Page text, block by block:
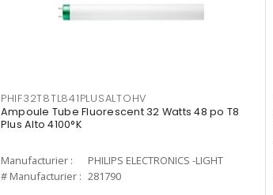
PHIF32T8TL841PLUSALTOHV
Ampoule Tube Fluorescent 32 Watts 48 po T8
Plus Alto 4100°K
Manufacturier :
PHILIPS ELECTRONICS -LIGHT
# Manufacturier : 281790